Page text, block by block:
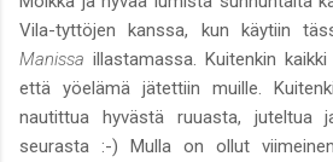
Vila-tyttöjen kanssa, kun käytiin
Manissa illastamassa. Kuitenkin
että yöelämä jätettiin muille.
nautittua hyvästä ruuasta, juteltua
seurasta :-) Mulla on ollut